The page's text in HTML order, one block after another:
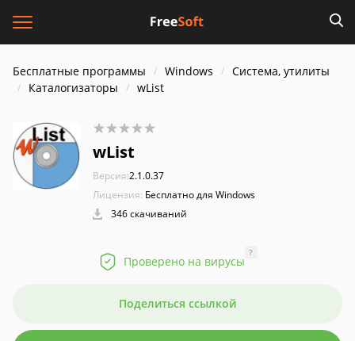
Бесплатные программы Windows
Система, утилиты
Каталогизаторы
wList
wList
Версия:2.1.0.37
Лицензия: Бесплатно для Windows
346 скачиваний
Проверено на вирусы
?
Поделиться ссылкой